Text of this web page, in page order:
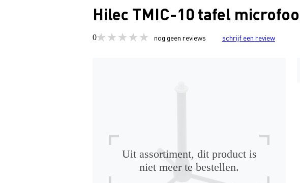
Hilec TMIC-10 tafel
0 nog geen reviews schrijf een review
Uit assortiment, dit product is
niet meer te bestellen.